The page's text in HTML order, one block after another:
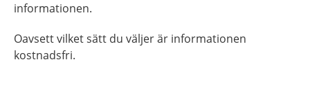
informationen.
Oavsett vilket sätt du väljer är informationen
kostnadsfri.